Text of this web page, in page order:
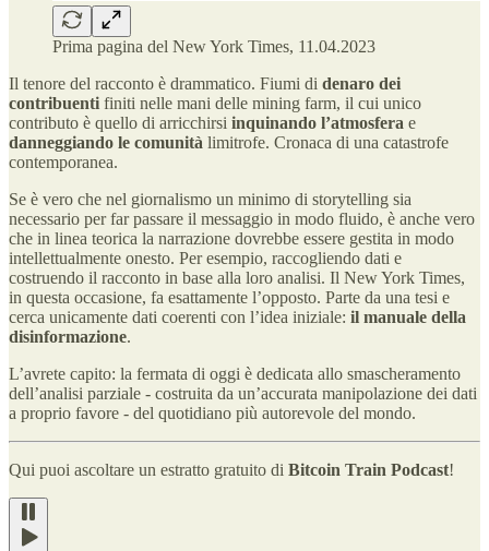
Prima pagina del New York Times, 11.04.2023
Il tenore del racconto è drammatico. Fiumi di denaro dei
contribuenti finiti nelle mani delle mining farm, il cui unico
contributo è quello di arricchirsi inquinando l’atmosfera e
danneggiando le comunità limitrofe. Cronaca di una catastrofe
contemporanea.
Se è vero che nel giornalismo un minimo di storytelling sia
necessario per far passare il messaggio in modo fluido, è anche vero
che in linea teorica la narrazione dovrebbe essere gestita in modo
intellettualmente onesto. Per esempio, raccogliendo dati e
costruendo il racconto in base alla loro analisi. Il New York Times,
in questa occasione, fa esattamente l’opposto. Parte da una tesi e
cerca unicamente dati coerenti con l’idea iniziale: il manuale della
disinformazione.
L’avrete capito: la fermata di oggi è dedicata allo smascheramento
dell’analisi parziale - costruita da un’accurata manipolazione dei dati
a proprio favore - del quotidiano più autorevole del mondo.
Qui puoi ascoltare un estratto gratuito di Bitcoin Train Podcast!